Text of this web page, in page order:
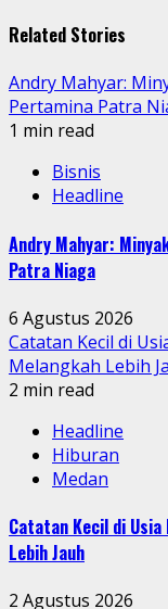
Related Stories
Andry Mahyar:
Pertamina Patra
1 min read
Bisnis
Headline
Andry Mahyar:
Patra Niaga
6 Agustus 2026
Catatan Kecil di
Melangkah Lebih
2 min read
Headline
Hiburan
Medan
Catatan Kecil di Usia
Lebih Jauh
2 Agustus 2026